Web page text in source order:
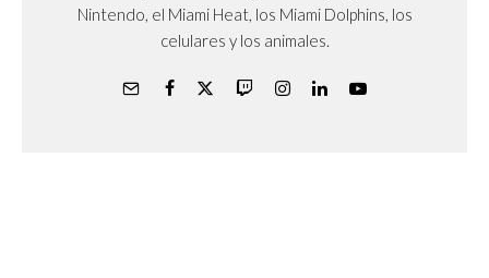
Nintendo, el Miami Heat, los Miami Dolphins, los
celulares y los animales.